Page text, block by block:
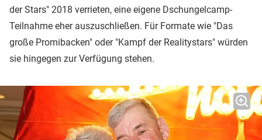
der Stars" 2018 verrieten, eine eigene Dschungelcamp-
Teilnahme eher auszuschließen. Für Formate wie "Das
große Promibacken" oder "Kampf der Realitystars" würden
sie hingegen zur Verfügung stehen.